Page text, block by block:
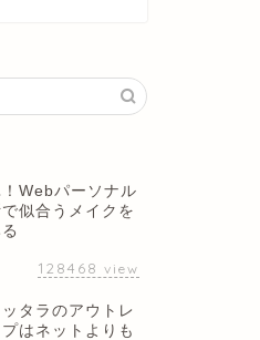
Webパーソナル
似合うメイクを
128468 view
タラのアウトレ
はネットよりも